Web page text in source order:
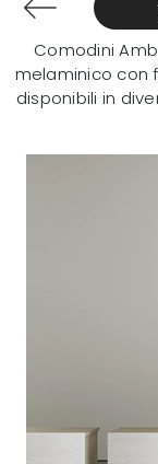
Comodini
melaminico con
disponibili in